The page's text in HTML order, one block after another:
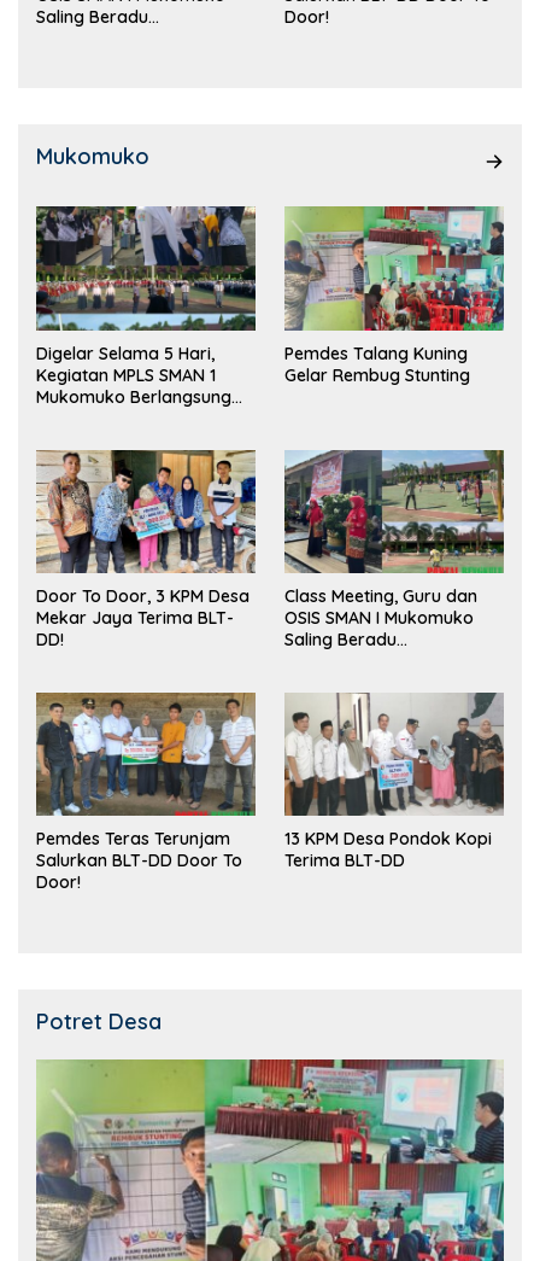
Saling Beradu
Door!
Mukomuko
Digelar Selama 5 Hari,
Kegiatan MPLS SMAN 1
Mukomuko Berlangsung
Pemdes Talang Kuning
Gelar Rembug Stunting
Door To Door, 3 KPM Desa
Mekar Jaya Terima BLT-
DD!
Class Meeting, Guru dan
OSIS SMAN I Mukomuko
Saling Beradu
Pemdes Teras Terunjam
Salurkan BLT-DD Door To
Door!
13 KPM Desa Pondok Kopi
Terima BLT-DD
Potret Desa